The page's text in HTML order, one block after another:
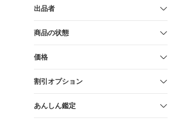
出品者
商品の状態
価格
割引オプション
あんしん鑑定